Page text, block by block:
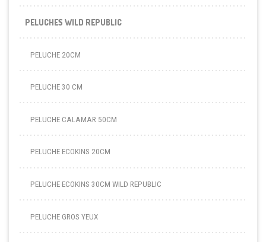
PELUCHES WILD REPUBLIC
PELUCHE 20CM
PELUCHE 30 CM
PELUCHE CALAMAR 50CM
PELUCHE ECOKINS 20CM
PELUCHE ECOKINS 30CM WILD REPUBLIC
PELUCHE GROS YEUX